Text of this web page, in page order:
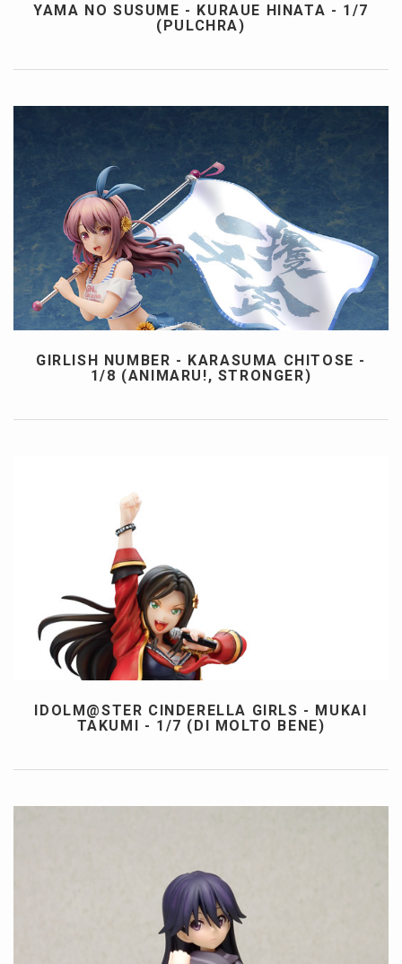
YAMA NO SUSUME - KURAUE HINATA - 1/7
(PULCHRA)
GIRLISH NUMBER - KARASUMA CHITOSE -
1/8 (ANIMARU!, STRONGER)
IDOLM@STER CINDERELLA GIRLS - MUKAI
TAKUMI - 1/7 (DI MOLTO BENE)